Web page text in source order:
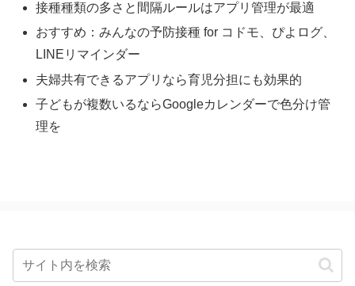
接種種類の多さと間隔ルールはアプリ管理が最適
おすすめ：みんなの予防接種 for コドモ、ぴよログ、
LINEリマインダー
夫婦共有できるアプリなら育児分担にも効果的
子どもが複数いるならGoogleカレンダーで色分け管
理を